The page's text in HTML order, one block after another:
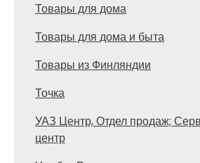
Товары для дома
Товары для дома и быта
Товары из Финляндии
Точка
УАЗ Центр, Отдел продаж;
центр